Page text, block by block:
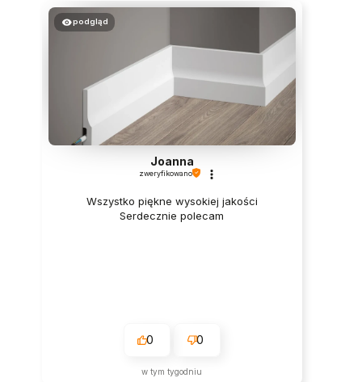
podgląd
Joanna
zweryfikowano
Wszystko piękne wysokiej jakości
Serdecznie polecam
0 0
w tym tygodniu